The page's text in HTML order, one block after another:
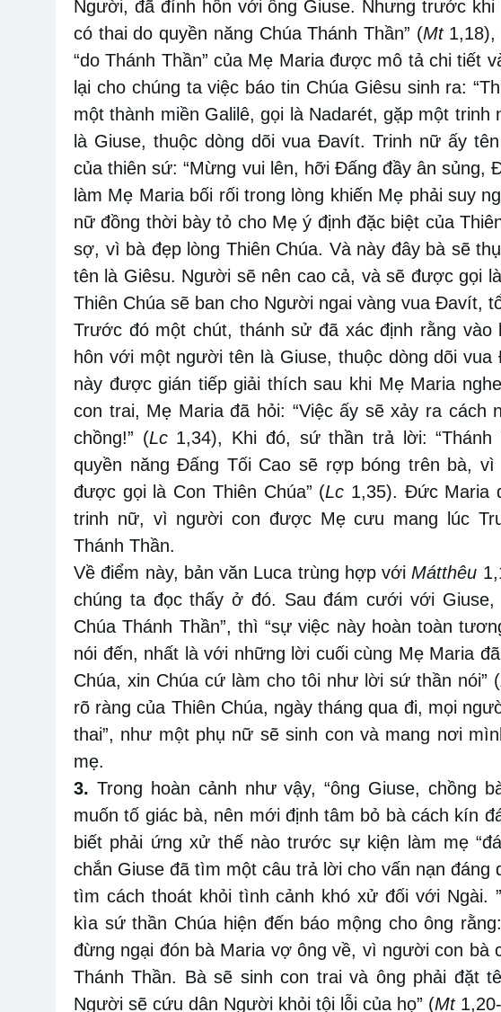
Người, đã đính hôn với ông Giuse. Nhưng trước
có thai do quyền năng Chúa Thánh Thần” (Mt1,18),
“do Thánh Thần” của Mẹ Maria được mô tả chi tiết
lại cho chúng ta việc báo tin Chúa Giêsu sinh ra:
một thành miền Galilê, gọi là Nadarét, gặp một
là Giuse, thuộc dòng dõi vua Ðavít. Trinh nữ ấy
của thiên sứ: “Mừng vui lên, hỡi Ðấng đầy ân sủng,
làm Mẹ Maria bối rối trong lòng khiến Mẹ phải suy
nữ đồng thời bày tỏ cho Mẹ ý định đặc biệt của
sợ, vì bà đẹp lòng Thiên Chúa. Và này đây bà sẽ
tên là Giêsu. Người sẽ nên cao cả, và sẽ được gọi
Thiên Chúa sẽ ban cho Người ngai vàng vua Ðavít,
Trước đó một chút, thánh sử đã xác định rằng vào
hôn với một người tên là Giuse, thuộc dòng dõi vua
này được gián tiếp giải thích sau khi Mẹ Maria
con trai, Mẹ Maria đã hỏi: “Việc ấy sẽ xảy ra cách
chồng!” (Lc1,34), Khi đó, sứ thần trả lời: “Thánh
quyền năng Ðấng Tối Cao sẽ rợp bóng trên bà,
được gọi là Con Thiên Chúa” (Lc 1,35). Đức Maria
trinh nữ, vì người con được Mẹ cưu mang lúc
Thánh Thần.
Về điểm này, bản văn Luca trùng hợp vớiMátthêu
chúng ta đọc thấy ở đó. Sau đám cưới với
Chúa Thánh Thần”, thì “sự việc này hoàn toàn
nói đến, nhất là với những lời cuối cùng Mẹ Maria
Chúa, xin Chúa cứ làm cho tôi như lời sứ thần nói” (
rõ ràng của Thiên Chúa, ngày tháng qua đi, mọi
thai”, như một phụ nữ sẽ sinh con và mang nơi
mẹ.
3. Trong hoàn cảnh như vậy, “ông Giuse, chồng
muốn tố giác bà, nên mới định tâm bỏ bà cách kín
biết phải ứng xử thế nào trước sự kiện làm mẹ
chắn Giuse đã tìm một câu trả lời cho vấn nạn
tìm cách thoát khỏi tình cảnh khó xử đối với Ngài.
kìa sứ thần Chúa hiện đến báo mộng cho ông
đừng ngại đón bà Maria vợ ông về, vì người con bà
Thánh Thần. Bà sẽ sinh con trai và ông phải đặt
Người sẽ cứu dân Người khỏi tội lỗi của họ” (Mt